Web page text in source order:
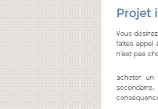
Projet
Vous
faites appel
n'est pas
acheter un